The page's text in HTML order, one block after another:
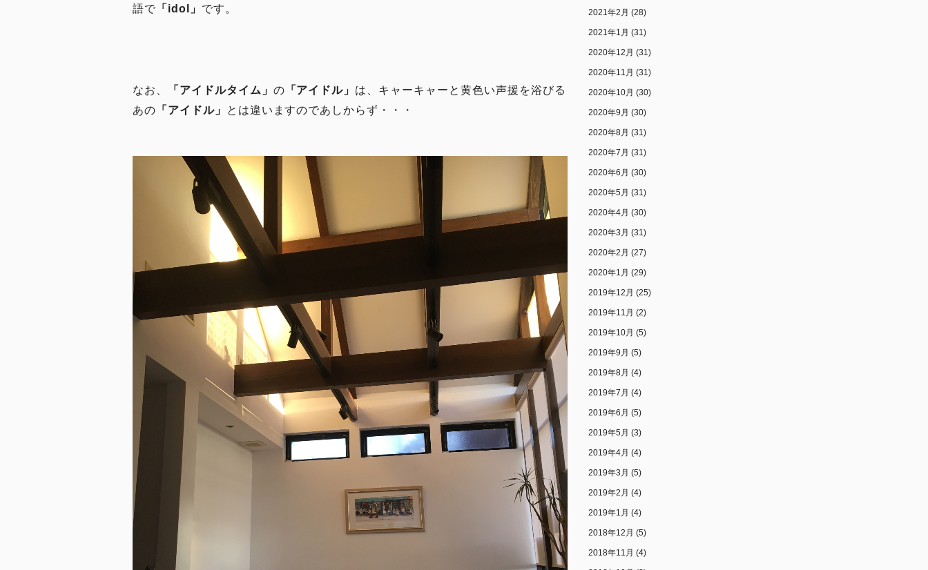
語で 「idol」 です。
なお、 「アイドルタイム」 の 「アイドル」 は、キャーキャーと黄色い声援を浴びる
あの 「アイドル」 とは違いますのであしからず・・・
2021年2月 (28)
2021年1月 (31)
2020年12月 (31)
2020年11月 (31)
2020年10月 (30)
2020年9月 (30)
2020年8月 (31)
2020年7月 (31)
2020年6月 (30)
2020年5月 (31)
2020年4月 (30)
2020年3月 (31)
2020年2月 (27)
2020年1月 (29)
2019年12月 (25)
2019年11月 (2)
2019年10月 (5)
2019年9月 (5)
2019年8月 (4)
2019年7月 (4)
2019年6月 (5)
2019年5月 (3)
2019年4月 (4)
2019年3月 (5)
2019年2月 (4)
2019年1月 (4)
2018年12月 (5)
2018年11月 (4)